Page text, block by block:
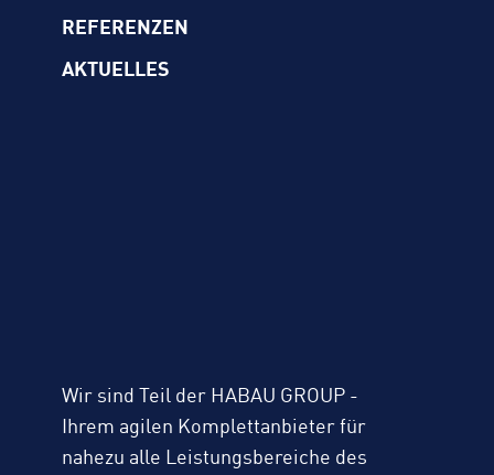
Wir sind Teil der HABAU GROUP -
Ihrem agilen Komplettanbieter für
nahezu alle Leistungsbereiche des
REFERENZEN
AKTUELLES